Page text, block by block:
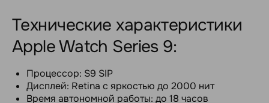
Технические характеристики
Apple Watch Series 9:
Процессор: S9 SIP
Дисплей: Retina с яркостью до 2000 нит
Время автономной работы: до 18 часов